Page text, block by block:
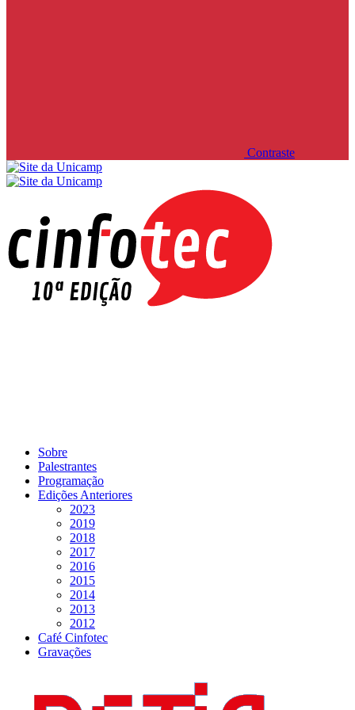
Contraste
Sobre
Palestrantes
Programação
Edições Anteriores
2023
2019
2018
2017
2016
2015
2014
2013
2012
Café Cinfotec
Gravações